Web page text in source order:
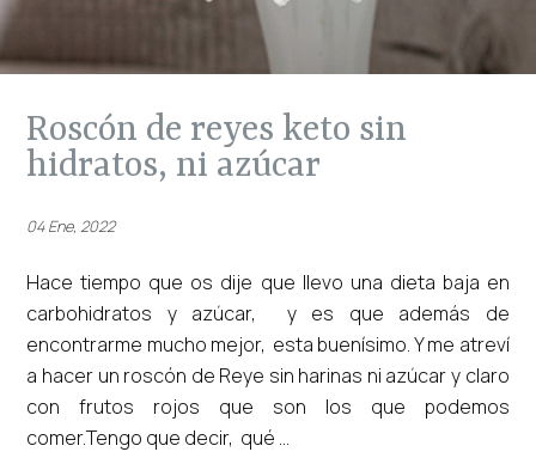
roscón de reyes keto sin
hidratos, ni azúcar
04 Ene, 2022
Hace tiempo que os dije que llevo una dieta baja en
carbohidratos y azúcar, y es que además de
encontrarme mucho mejor, esta buenísimo. Y me atreví
a hacer un roscón de Reye sin harinas ni azúcar y claro
con frutos rojos que son los que podemos
comer.Tengo que decir, qué ...